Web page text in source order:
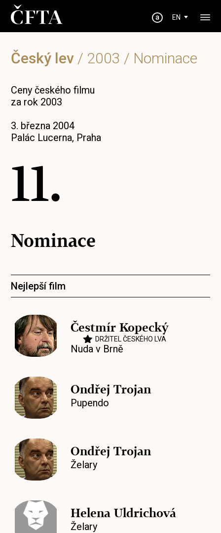
EN
Český lev / 2003 / Nominace
Ceny českého filmu
za rok 2003
3. března 2004
Palác Lucerna, Praha
11.
Nominace
Nejlepší film
Čestmír Kopecký
DRŽITEL ČESKÉHO LVA
Nuda v Brně
Ondřej Trojan
Pupendo
Ondřej Trojan
Želary
Helena Uldrichová
Želary